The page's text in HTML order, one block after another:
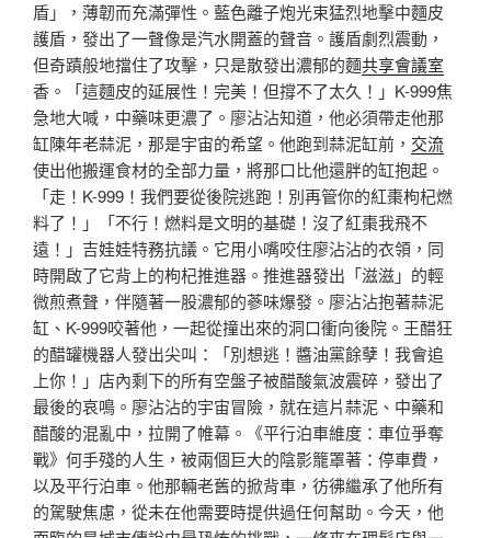
盾」，薄韌而充滿彈性。藍色離子炮光束猛烈地擊中麵皮
護盾，發出了一聲像是汽水開蓋的聲音。護盾劇烈震動，
但奇蹟般地擋住了攻擊，只是散發出濃郁的麵共享會議室
香。「這麵皮的延展性！完美！但撐不了太久！」K-999焦
急地大喊，中藥味更濃了。廖沾沾知道，他必須帶走他那
缸陳年老蒜泥，那是宇宙的希望。他跑到蒜泥缸前， 交流
使出他搬運食材的全部力量，將那口比他還胖的缸抱起。
「走！K-999！我們要從後院逃跑！別再管你的紅棗枸杞燃
料了！」「不行！燃料是文明的基礎！沒了紅棗我飛不
遠！」吉娃娃特務抗議。它用小嘴咬住廖沾沾的衣領，同
時開啟了它背上的枸杞推進器。推進器發出「滋滋」的輕
微煎煮聲，伴隨著一股濃郁的蔘味爆發。廖沾沾抱著蒜泥
缸、K-999咬著他，一起從撞出來的洞口衝向後院。王醋狂
的醋罐機器人發出尖叫：「別想逃！醬油黨餘孽！我會追
上你！」店內剩下的所有空盤子被醋酸氣波震碎，發出了
最後的哀鳴。廖沾沾的宇宙冒險，就在這片蒜泥、中藥和
醋酸的混亂中，拉開了帷幕。《平行泊車維度：車位爭奪
戰》何手殘的人生，被兩個巨大的陰影籠罩著：停車費，
以及平行泊車。他那輛老舊的掀背車，彷彿繼承了他所有
的駕駛焦慮，從未在他需要時提供過任何幫助。今天，他